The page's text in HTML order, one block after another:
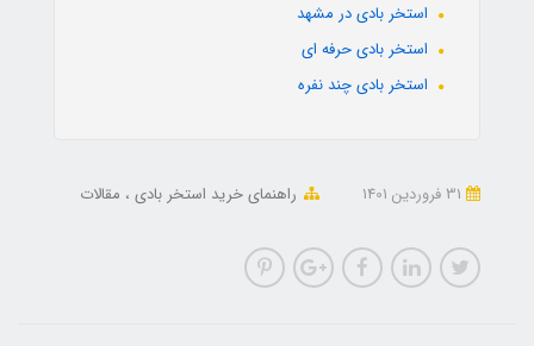
استخر بادی در مشهد
استخر بادی حرفه ای
استخر بادی چند نفره
راهنمای خرید استخر بادی مقالات